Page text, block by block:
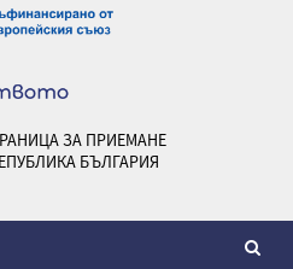
ЗА ПРИЕМАНЕ
БЪЛГАРИЯ